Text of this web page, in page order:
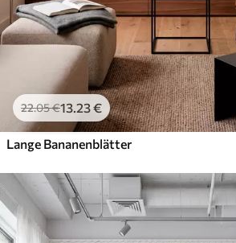
22.05€13.23€
Lange Bananenblätter